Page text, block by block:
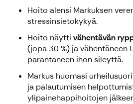
Hoito alensi Markuksen
stressinsietokykyä.
Hoito näytti vähentävän
(jopa 30 %) ja vähentäneen
parantaneen ihon sileyttä.
Markus huomasi
ja palautumisen
ylipainehappihoitojen